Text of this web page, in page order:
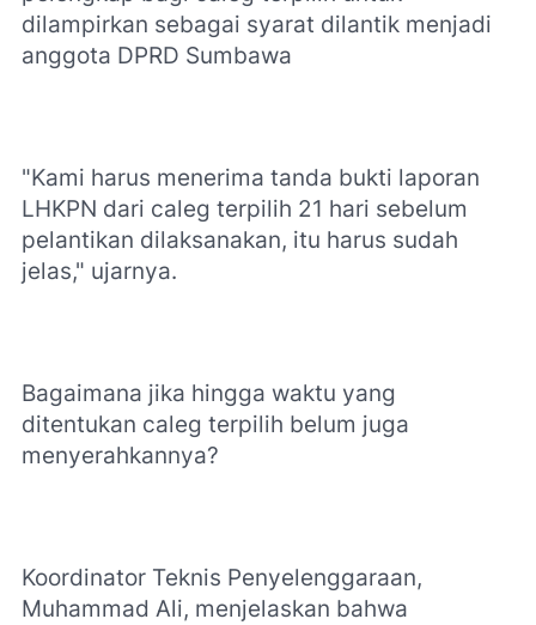
dilampirkan sebagai syarat dilantik menjadi
anggota DPRD Sumbawa
"Kami harus menerima tanda bukti laporan
LHKPN dari caleg terpilih 21 hari sebelum
pelantikan dilaksanakan, itu harus sudah
jelas," ujarnya.
Bagaimana jika hingga waktu yang
ditentukan caleg terpilih belum juga
menyerahkannya?
Koordinator Teknis Penyelenggaraan,
Muhammad Ali, menjelaskan bahwa